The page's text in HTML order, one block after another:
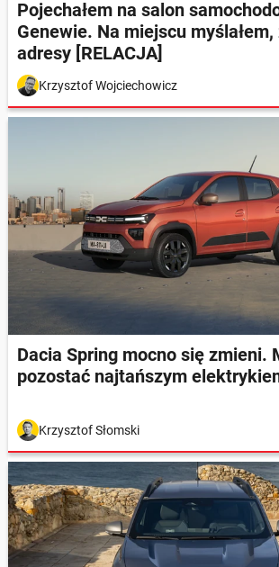
Pojechałem na salon
Genewie. Na miejscu myślałem,
adresy [RELACJA]
Krzysztof Wojciechowicz
Dacia Spring mocno się zmieni.
pozostać najtańszym
Krzysztof Słomski